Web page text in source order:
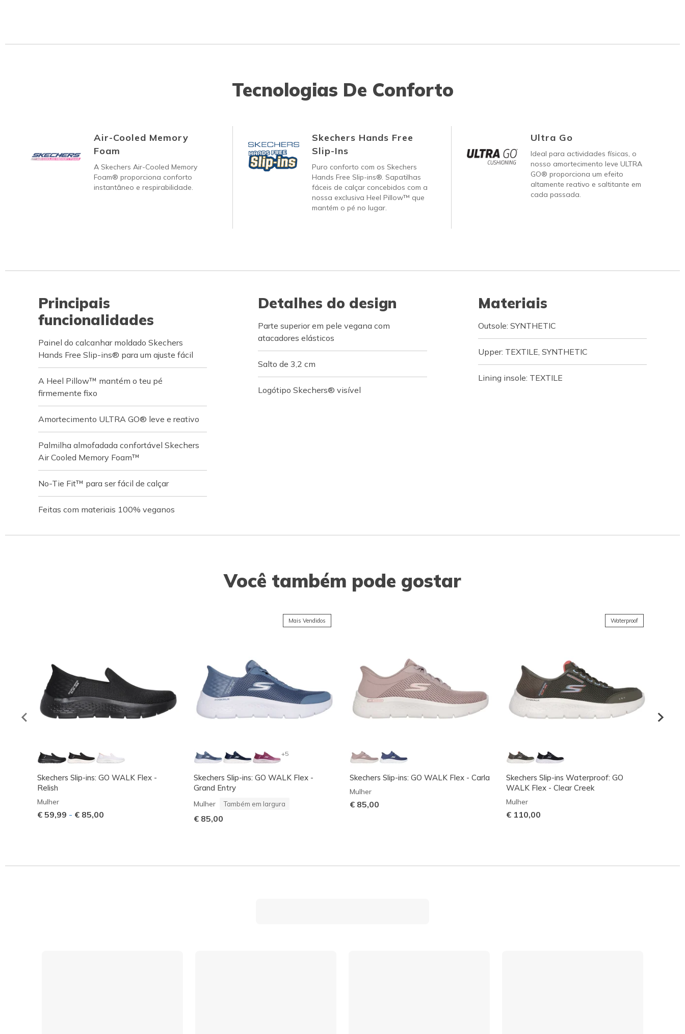
Tecnologias De Conforto
Air-Cooled Memory
Foam
A Skechers Air-Cooled Memory
Foam® proporciona conforto
instantâneo e respirabilidade.
Skechers Hands Free
Slip-Ins
Puro conforto com os Skechers
Hands Free Slip-ins®. Sapatilhas
fáceis de calçar concebidos com a
nossa exclusiva Heel Pillow™ que
mantém o pé no lugar.
Ultra Go
Ideal para actividades físicas, o
nosso amortecimento leve ULTRA
GO® proporciona um efeito
altamente reativo e saltitante em
cada passada.
Principais
funcionalidades
Painel do calcanhar moldado Skechers
Hands Free Slip-ins® para um ajuste fácil
A Heel Pillow™ mantém o teu pé
firmemente fixo
Amortecimento ULTRA GO® leve e reativo
Palmilha almofadada confortável Skechers
Air Cooled Memory Foam™
No-Tie Fit™ para ser fácil de calçar
Feitas com materiais 100% veganos
Detalhes do design
Parte superior em pele vegana com
atacadores elásticos
Salto de 3,2 cm
Logótipo Skechers® visível
Materiais
Outsole: SYNTHETIC
Upper: TEXTILE, SYNTHETIC
Lining insole: TEXTILE
Você também pode gostar
Skechers Slip-ins: GO WALK Flex -
Relish
Mulher
€ 59,99 - € 85,00
Mais Vendidos
+5
Skechers Slip-ins: GO WALK Flex -
Grand Entry
Mulher Também em largura
€ 85,00
Skechers Slip-ins: GO WALK Flex - Carla
Mulher
€ 85,00
Waterproof
Skechers Slip-ins Waterproof: GO
WALK Flex - Clear Creek
Mulher
€ 110,00